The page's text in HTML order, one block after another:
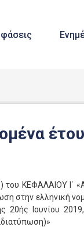
του ΚΕΦΑΛΑΙΟΥ Ι΄
ελληνική
20ής Ιουνίου